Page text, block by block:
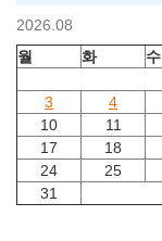
2026.08
월
화 수
3
4
10
11
17
18
24
25
31